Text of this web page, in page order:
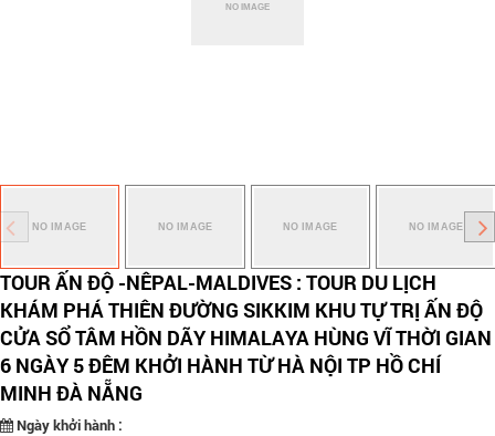
TOUR ẤN ĐỘ -NÊPAL-MALDIVES : TOUR DU LỊCH
KHÁM PHÁ THIÊN ĐƯỜNG SIKKIM KHU TỰ TRỊ ẤN ĐỘ
CỬA SỔ TÂM HỒN DÃY HIMALAYA HÙNG VĨ THỜI GIAN
6 NGÀY 5 ĐÊM KHỞI HÀNH TỪ HÀ NỘI TP HỒ CHÍ
MINH ĐÀ NẴNG
Ngày khởi hành :